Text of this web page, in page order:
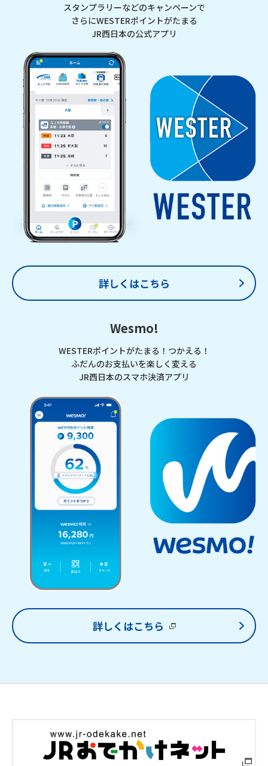
スタンプラリーなどのキャンペーンで
さらにWESTERポイントがたまる
JR西日本の公式アプリ
詳しくはこちら
Wesmo!
WESTERポイントがたまる！つかえる！
ふだんのお支払いを楽しく変える
JR西日本のスマホ決済アプリ
詳しくはこちら